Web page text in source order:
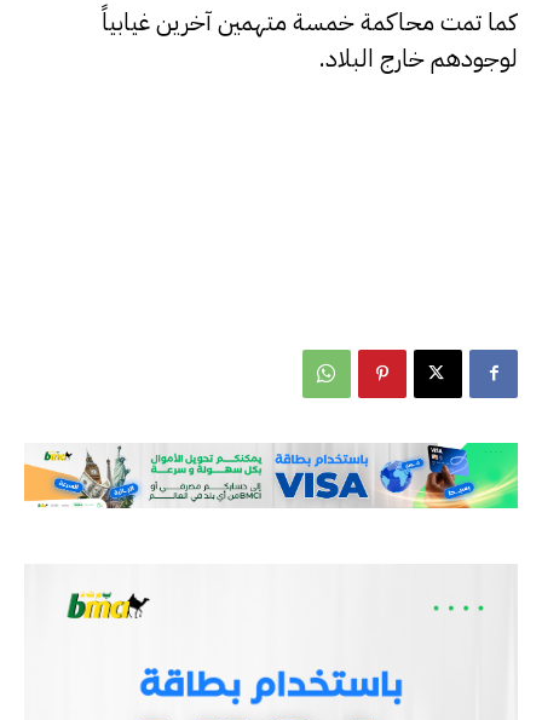
كما تمت محاكمة خمسة متهمين آخرين غيابياً
لوجودهم خارج البلاد.